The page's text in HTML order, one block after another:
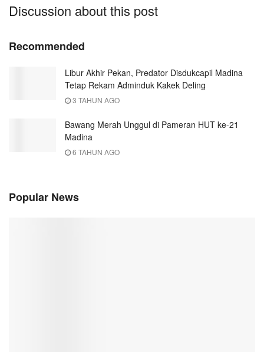
Discussion about this post
Recommended
Libur Akhir Pekan, Predator Disdukcapil Madina
Tetap Rekam Adminduk Kakek Deling
3 TAHUN AGO
Bawang Merah Unggul di Pameran HUT ke-21
Madina
6 TAHUN AGO
Popular News